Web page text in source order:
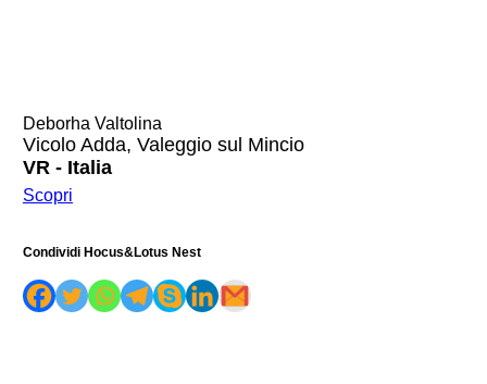
Deborha Valtolina
Vicolo Adda, Valeggio sul Mincio
VR - Italia
Scopri
Condividi Hocus&Lotus Nest